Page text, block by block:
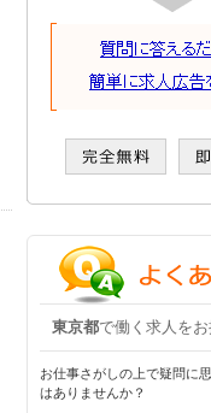
東京都で働く求人を
お仕事さがしの上で疑問に
はありませんか？